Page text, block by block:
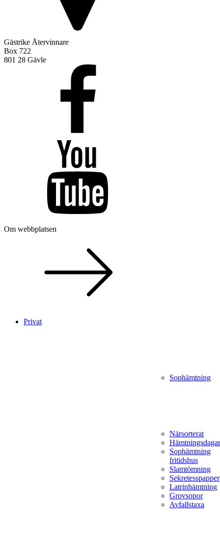
Gästrike Återvinnare
Box 722
801 28 Gävle
Om webbplatsen
Privat
Sophämtning
Närsorterat
Hämtningsdagar
Sophämtning
fritidshus
Slamtömning
Sekretesspapper
Latrinhämtning
Grovsopor
Avfallstaxa